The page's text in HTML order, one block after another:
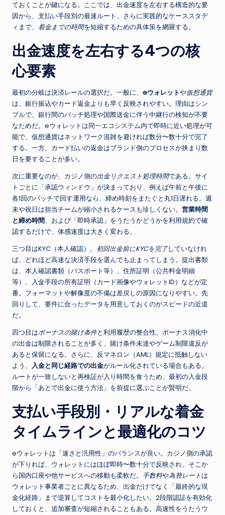
ておくことが鍵になる。ここでは、出金速度を左右する構造的な要
因から、支払い手段別の最速ルート、さらに実践的なケーススタデ
ィまで、 着金までの時間を短縮するための具体策を網羅する。
出金速度を左右する4つの核
心要素
最初の分岐は決済レールの選択だ。一般に、 eウォレットや仮想通貨
は、銀行振込やカード返金よりも早く反映されやすい。理由はシン
プルで、銀行間のバッチ処理や国際送金に伴う中継行の検知が不要
なためだ。eウォレットは同一エコシステム内で即時に近い処理が可
能で、仮想通貨はネットワーク混雑を避ければ数分〜数十分で完了
する。一方、カード払いの返金はブランド側のプロセスが挟まり数
日を要することが多い。
次に重要なのが、カジノ側の出金リクエスト処理時間である。サイ
トごとに「承認ウィンドウ」が決まっており、例えば午前と午後に
各1回のバッチで回す運用なら、締め時刻をまたぐと丸1日遅れる。週
末や祝日は担当チームが縮小されるケースも珍しくない。 営業時間
と締め時間、および「即時承認」をうたうかどうかを利用規約で確
認するだけで、体感速度は大きく変わる。
三つ目はKYC（本人確認）。 初回出金前にKYCを完了していなけれ
ば、どれほど高速な決済手段を選んでも止まってしまう。提出書類
は、本人確認書類（パスポート等）、住所証明（公共料金明細
等）、入金手段の所有証明（カード画像やウォレットID）などが定
番。フォーマットや解像度の不備は差戻しの原因になりやすい。先
回りして、要件に合ったデータを用意しておくのがスピードの近道
だ。
四つ目はボーナスの賭け条件と利用履歴の整合性。ボーナス消化中
の出金は制限されることが多く、賭け条件未達やゲーム制限違反が
あると保留になる。さらに、反マネロン（AML）規定に抵触しない
よう、 入金と同じ経路での出金がルール化されている場合もある。
ルートが一致しないと再検証が入り時間を食うため、最初の入金段
階から「あとで出金に使う方法」を前提に選ぶことが賢明だ。
支払い手段別・リアルな着金
タイムラインと最適化のコツ
eウォレットは「速さと汎用性」のバランスが良い。カジノ側の承認
が下りれば、ウォレットにはほぼ即時〜数十分で反映され、そこか
ら国内口座や他サービスへの移動も柔軟だ。 手数料や為替レートは
ウォレット事業者ごとに異なるため、出金だけでなく「最終的な現
金化経路」まで逆算してコストを最小化したい。2段階認証を有効化
しておくと、追加審査が短縮されることもある。高速性をうたうウ